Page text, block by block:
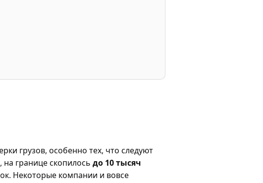
грузов, особенно тех, что следуют
границе скопилось до 10 тысяч
Некоторые компании и вовсе